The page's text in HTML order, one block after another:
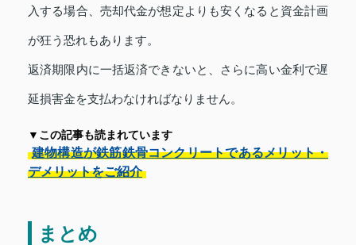
入する場合、売却代金が想定よりも安くなると資金計画
が狂う恐れもあります。
返済期限内に一括返済できないと、さらに高い金利で遅
延損害金を支払わなければなりません。
▼この記事も読まれています
建物構造が鉄筋鉄骨コンクリートであるメリット・
デメリットをご紹介
まとめ